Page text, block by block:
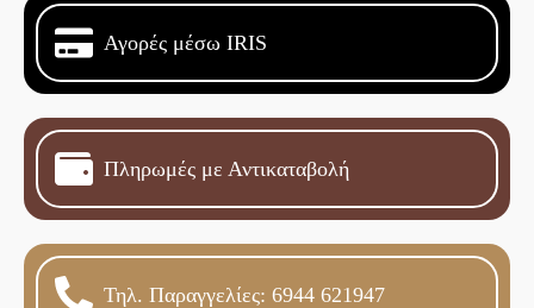
Αγορές μέσω IRIS
Πληρωμές με Αντικαταβολή
Τηλ. Παραγγελίες: 6944 621947